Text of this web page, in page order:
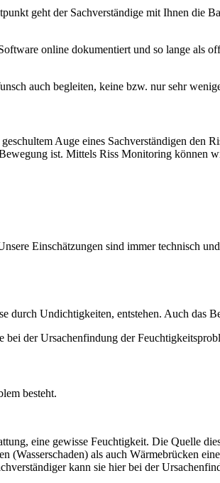
geht der Sachverständige mit Ihnen die
online dokumentiert und so lange als
auch begleiten, keine bzw. nur sehr
Auge eines Sachverständigen den
ist. Mittels Riss Monitoring können
Einschätzungen sind immer technisch
durch Undichtigkeiten, entstehen. Auch das
bei der Ursachenfindung der
besteht.
eine gewisse Feuchtigkeit. Die Quelle
als auch Wärmebrücken
kann sie hier bei der